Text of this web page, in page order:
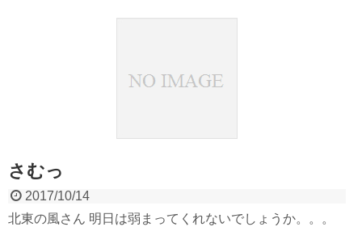
さむっ
2017/10/14
北東の風さん 明日は弱まってくれないでしょうか。。。